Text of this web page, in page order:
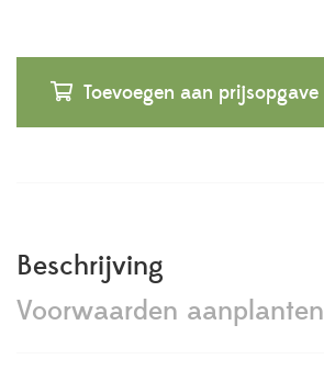
Toevoegen aan prijsopgave
Beschrijving
Voorwaarden aanplanten